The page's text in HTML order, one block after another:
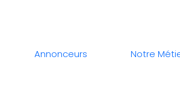
Annonceurs Notre